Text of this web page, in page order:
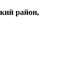
район,